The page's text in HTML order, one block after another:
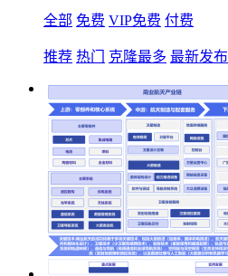
全部 免费 VIP免费 付费
推荐 热门 克隆最多 最新发布